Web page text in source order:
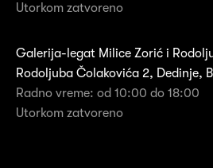
Utorkom zatvoreno
Galerija-legat Milice Zorić i
Rodoljuba Čolakovića 2, Dedinje,
Radno vreme: od 10:00 do 18:00
Utorkom zatvoreno